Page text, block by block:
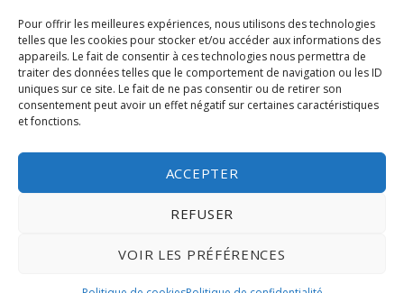
Pour offrir les meilleures expériences, nous utilisons des technologies
telles que les cookies pour stocker et/ou accéder aux informations des
appareils. Le fait de consentir à ces technologies nous permettra de
traiter des données telles que le comportement de navigation ou les ID
uniques sur ce site. Le fait de ne pas consentir ou de retirer son
consentement peut avoir un effet négatif sur certaines caractéristiques
et fonctions.
ACCEPTER
REFUSER
VOIR LES PRÉFÉRENCES
CONTACTEZ-NOUS
Montréal
450-245-7475 (sans frais de Montréal) ou 514-655-9191
info@rivetferole.com
© AgencyRivetferole | Created with bysmartegy